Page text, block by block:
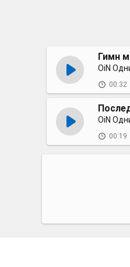
Гимн
OiN
00:32
OiN
00:19